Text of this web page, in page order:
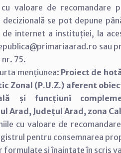
valoare de recomandare
se pot depune
de internet a instituției, la
sau
75.
mențiunea: Proiect de
Zonal (P.U.Z.) aferent
și funcțiuni
Arad, Județul Arad, zona
cu valoare de
pentru consemnarea
formulate și înaintate în scris